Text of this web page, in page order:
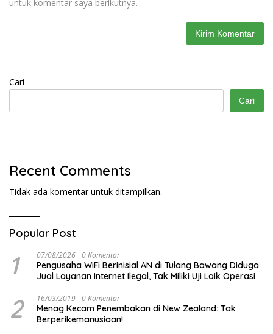
untuk komentar saya berikutnya.
Cari
Cari
Recent Comments
Tidak ada komentar untuk ditampilkan.
Popular Post
1 07/08/2026 0 Komentar
Pengusaha WiFi Berinisial AN di Tulang Bawang Diduga
Jual Layanan Internet Ilegal, Tak Miliki Uji Laik Operasi
2 16/03/2019 0 Komentar
Menag Kecam Penembakan di New Zealand: Tak
Berperikemanusiaan!